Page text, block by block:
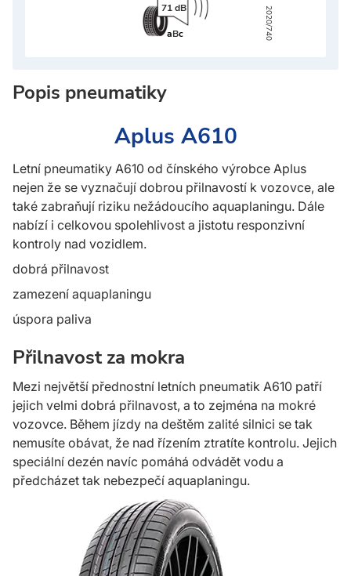
71 dB 2020/740
aBc
Popis pneumatiky
Aplus A610
Letní pneumatiky A610 od čínského výrobce Aplus
nejen že se vyznačují dobrou přilnavostí k vozovce, ale
také zabraňují riziku nežádoucího aquaplaningu. Dále
nabízí i celkovou spolehlivost a jistotu responzivní
kontroly nad vozidlem.
dobrá přilnavost
zamezení aquaplaningu
úspora paliva
Přilnavost za mokra
Mezi největší přednostní letních pneumatik A610 patří
jejich velmi dobrá přilnavost, a to zejména na mokré
vozovce. Během jízdy na deštěm zalité silnici se tak
nemusíte obávat, že nad řízením ztratíte kontrolu. Jejich
speciální dezén navíc pomáhá odvádět vodu a
předcházet tak nebezpečí aquaplaningu.